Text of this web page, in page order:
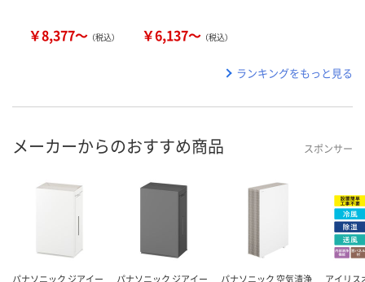
￥8,377～ （税込） ￥6,137～ （税込）
ランキングをもっと見る
メーカーからのおすすめ商品 スポンサー
パナソニック ジアイー
パナソニック ジアイー
パナソニック 空気清浄
アイリス